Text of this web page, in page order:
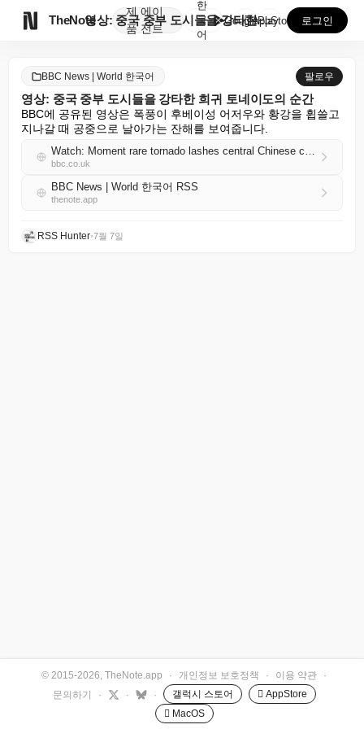
TheNote
제
품
에이
전트
영상: 중국 중부 도시들을 강타한 희귀 토네이도의 순간
한
국
어
GooglePlay
AppStore 로그인
BBC News | World 한국어 팔로우
영상: 중국 중부 도시들을 강타한 희귀 토네이도의 순간
BBC에 공유된 영상은 폭풍이 후베이성 어저우와 황강을 휩쓸고
지나갈 때 공중으로 날아가는 잔해를 보여줍니다.
Watch: Moment rare tornado lashes central Chinese cities
bbc.co.uk
BBC News | World 한국어 RSS
thenote.app
RSS Hunter•7월 7일
© 2015-2026, TheNote.app · 개인정보 보호정책 · 이용 약관
·
문의하기
· · · 갤럭시 스토어
 AppStore
 MacOS